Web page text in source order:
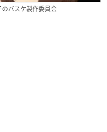
バスケ製作委員会